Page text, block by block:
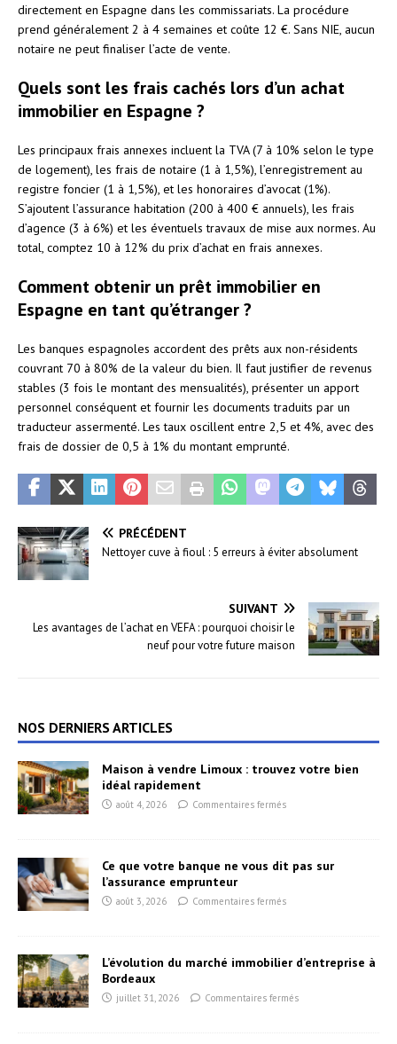
directement en Espagne dans les commissariats. La procédure
prend généralement 2 à 4 semaines et coûte 12 €. Sans NIE, aucun
notaire ne peut finaliser l’acte de vente.
Quels sont les frais cachés lors d’un achat
immobilier en Espagne ?
Les principaux frais annexes incluent la TVA (7 à 10% selon le type
de logement), les frais de notaire (1 à 1,5%), l’enregistrement au
registre foncier (1 à 1,5%), et les honoraires d’avocat (1%).
S’ajoutent l’assurance habitation (200 à 400 € annuels), les frais
d’agence (3 à 6%) et les éventuels travaux de mise aux normes. Au
total, comptez 10 à 12% du prix d’achat en frais annexes.
Comment obtenir un prêt immobilier en
Espagne en tant qu’étranger ?
Les banques espagnoles accordent des prêts aux non-résidents
couvrant 70 à 80% de la valeur du bien. Il faut justifier de revenus
stables (3 fois le montant des mensualités), présenter un apport
personnel conséquent et fournir les documents traduits par un
traducteur assermenté. Les taux oscillent entre 2,5 et 4%, avec des
frais de dossier de 0,5 à 1% du montant emprunté.
PRÉCÉDENT
Nettoyer cuve à fioul : 5 erreurs à éviter absolument
SUIVANT
Les avantages de l’achat en VEFA : pourquoi choisir le
neuf pour votre future maison
NOS DERNIERS ARTICLES
Maison à vendre Limoux : trouvez votre bien
idéal rapidement
août 4, 2026 Commentaires fermés
Ce que votre banque ne vous dit pas sur
l’assurance emprunteur
août 3, 2026 Commentaires fermés
L’évolution du marché immobilier d’entreprise à
Bordeaux
juillet 31, 2026 Commentaires fermés